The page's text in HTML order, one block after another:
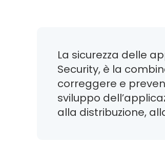
La sicurezza delle
Security, è la
correggere e
sviluppo
alla distribuzione,